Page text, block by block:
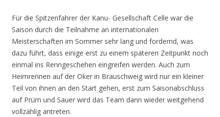
Für die Spitzenfahrer der Kanu- Gesellschaft Celle war die
Saison durch die Teilnahme an internationalen
Meisterschaften im Sommer sehr lang und fordernd, was
dazu führt, dass einige erst zu einem späteren Zeitpunkt noch
einmal ins Renngeschehen eingreifen werden. Auch zum
Heimrennen auf der Oker in Brauschweig wird nur ein kleiner
Teil von ihnen an den Start gehen, erst zum Saisonabschluss
auf Prüm und Sauer wird das Team dann wieder weitgehend
vollzählig antreten.